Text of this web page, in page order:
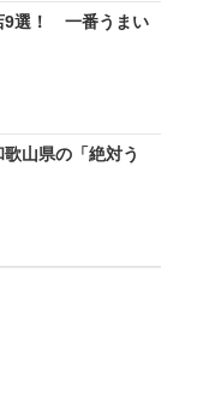
9選！ 一番うまい
山県の「絶対う